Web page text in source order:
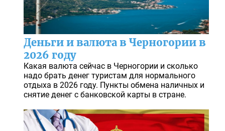
Деньги и валюта в Черногории в
2026 году
Какая валюта сейчас в Черногории и сколько
надо брать денег туристам для нормального
отдыха в 2026 году. Пункты обмена наличных и
снятие денег с банковской карты в стране.